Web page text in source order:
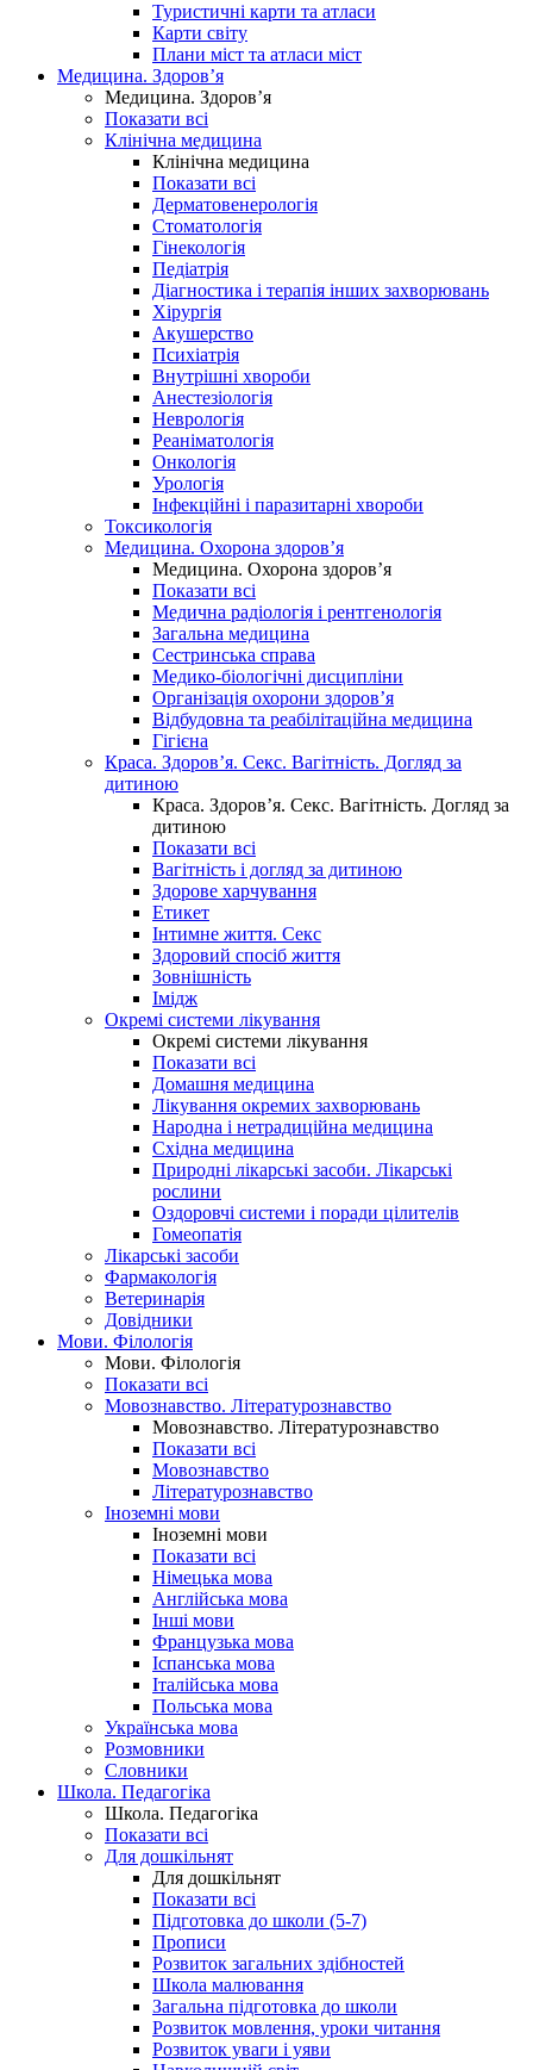
Туристичні карти та атласи
Карти світу
Плани міст та атласи міст
Медицина. Здоров’я
Медицина. Здоров’я
Показати всі
Клінічна медицина
Клінічна медицина
Показати всі
Дерматовенерологія
Стоматологія
Гінекологія
Педіатрія
Діагностика і терапія інших захворювань
Хірургія
Акушерство
Психіатрія
Внутрішні хвороби
Анестезіологія
Неврологія
Реаніматологія
Онкологія
Урологія
Інфекційні і паразитарні хвороби
Токсикологія
Медицина. Охорона здоров’я
Медицина. Охорона здоров’я
Показати всі
Медична радіологія і рентгенологія
Загальна медицина
Сестринська справа
Медико-біологічні дисципліни
Організація охорони здоров’я
Відбудовна та реабілітаційна медицина
Гігієна
Краса. Здоров’я. Секс. Вагітність. Догляд за
дитиною
Краса. Здоров’я. Секс. Вагітність. Догляд за
дитиною
Показати всі
Вагітність і догляд за дитиною
Здорове харчування
Етикет
Інтимне життя. Секс
Здоровий спосіб життя
Зовнішність
Імідж
Окремі системи лікування
Окремі системи лікування
Показати всі
Домашня медицина
Лікування окремих захворювань
Народна і нетрадиційна медицина
Східна медицина
Природні лікарські засоби. Лікарські
рослини
Оздоровчі системи і поради цілителів
Гомеопатія
Лікарські засоби
Фармакологія
Ветеринарія
Довідники
Мови. Філологія
Мови. Філологія
Показати всі
Мовознавство. Літературознавство
Мовознавство. Літературознавство
Показати всі
Мовознавство
Літературознавство
Іноземні мови
Іноземні мови
Показати всі
Німецька мова
Англійська мова
Інші мови
Французька мова
Іспанська мова
Італійська мова
Польська мова
Українська мова
Розмовники
Словники
Школа. Педагогіка
Школа. Педагогіка
Показати всі
Для дошкільнят
Для дошкільнят
Показати всі
Підготовка до школи (5-7)
Прописи
Розвиток загальних здібностей
Школа малювання
Загальна підготовка до школи
Розвиток мовлення, уроки читання
Розвиток уваги і уяви